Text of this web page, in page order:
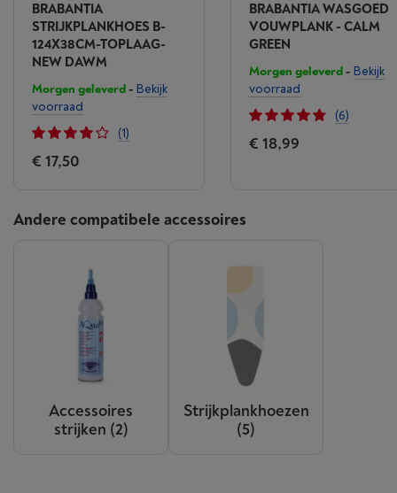
BRABANTIA
STRIJKPLANKHOES B-
124X38CM-TOPLAAG-
NEW DAWM
Morgen geleverd- Bekijk
voorraad
(1)
€ 17,50
BRABANTIA WASGOED
VOUWPLANK - CALM
GREEN
Morgen geleverd- Bekijk
voorraad
(6)
€ 18,99
Andere compatibele accessoires
Accessoires
strijken (2)
Strijkplankhoezen
(5)